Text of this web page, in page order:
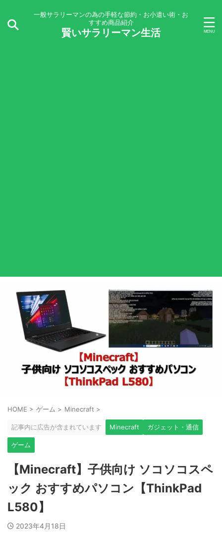
一般サラリーマンの為の手軽な節約・お小遣い術・お
すすめ商品紹介
賢いサラリーマン生活
HOME > ゲーム > Minecraft >
記事内に広告が含まれています Minecraft ガジェット・通信
ゲーム
【Minecraft】子供向け ソコソコスペ
ック おすすめパソコン【ThinkPad
L580】
2023年4月18日